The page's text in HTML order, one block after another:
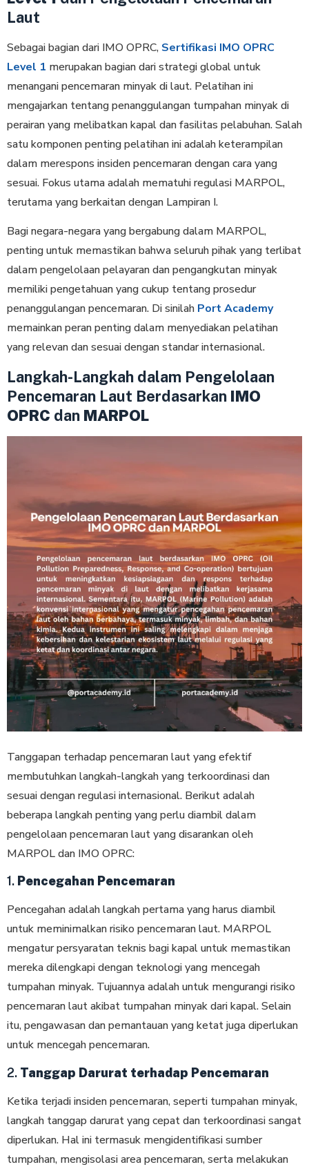
Laut
Sebagai bagian dari IMO OPRC, Sertifikasi IMO OPRC
Level 1 merupakan bagian dari strategi global untuk
menangani pencemaran minyak di laut. Pelatihan ini
mengajarkan tentang penanggulangan tumpahan minyak di
perairan yang melibatkan kapal dan fasilitas pelabuhan. Salah
satu komponen penting pelatihan ini adalah keterampilan
dalam merespons insiden pencemaran dengan cara yang
sesuai. Fokus utama adalah mematuhi regulasi MARPOL,
terutama yang berkaitan dengan Lampiran I.
Bagi negara-negara yang bergabung dalam MARPOL,
penting untuk memastikan bahwa seluruh pihak yang terlibat
dalam pengelolaan pelayaran dan pengangkutan minyak
memiliki pengetahuan yang cukup tentang prosedur
penanggulangan pencemaran. Di sinilah Port Academy
memainkan peran penting dalam menyediakan pelatihan
yang relevan dan sesuai dengan standar internasional.
Langkah-Langkah dalam Pengelolaan
Pencemaran Laut Berdasarkan IMO
OPRC dan MARPOL
Tanggapan terhadap pencemaran laut yang efektif
membutuhkan langkah-langkah yang terkoordinasi dan
sesuai dengan regulasi internasional. Berikut adalah
beberapa langkah penting yang perlu diambil dalam
pengelolaan pencemaran laut yang disarankan oleh
MARPOL dan IMO OPRC:
1. Pencegahan Pencemaran
Pencegahan adalah langkah pertama yang harus diambil
untuk meminimalkan risiko pencemaran laut. MARPOL
mengatur persyaratan teknis bagi kapal untuk memastikan
mereka dilengkapi dengan teknologi yang mencegah
tumpahan minyak. Tujuannya adalah untuk mengurangi risiko
pencemaran laut akibat tumpahan minyak dari kapal. Selain
itu, pengawasan dan pemantauan yang ketat juga diperlukan
untuk mencegah pencemaran.
2. Tanggap Darurat terhadap Pencemaran
Ketika terjadi insiden pencemaran, seperti tumpahan minyak,
langkah tanggap darurat yang cepat dan terkoordinasi sangat
diperlukan. Hal ini termasuk mengidentifikasi sumber
tumpahan, mengisolasi area pencemaran, serta melakukan